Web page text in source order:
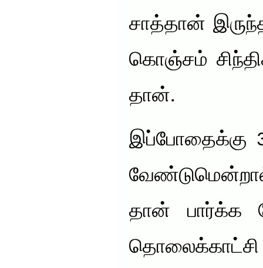
சாத்தான்
கொஞ்சம்
தான்.
இப்போதைக்கு
தான் பார்க்க